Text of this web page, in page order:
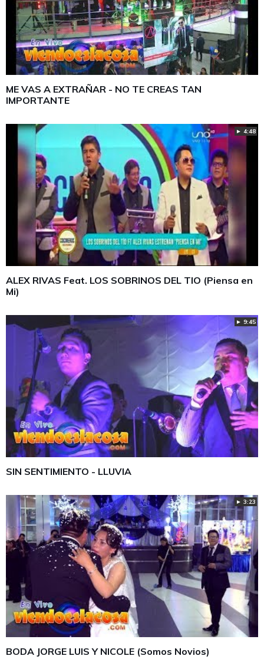
ME VAS A EXTRAÑAR - NO TE CREAS TAN
IMPORTANTE
► 4:48
ALEX RIVAS Feat. LOS SOBRINOS DEL TIO (Piensa en
Mi)
► 9:45
SIN SENTIMIENTO - LLUVIA
► 3:23
BODA JORGE LUIS Y NICOLE (Somos Novios)